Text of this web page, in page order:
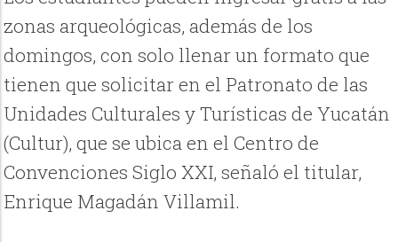
zonas arqueológicas, además de los
domingos, con solo llenar un formato que
tienen que solicitar en el Patronato de las
Unidades Culturales y Turísticas de Yucatán
(Cultur), que se ubica en el Centro de
Convenciones Siglo XXI, señaló el titular,
Enrique Magadán Villamil.